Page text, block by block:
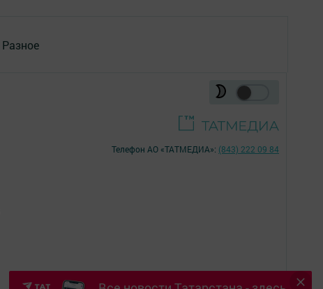
Разное
Телефон АО «ТАТМЕДИА»: (843) 222 09 84